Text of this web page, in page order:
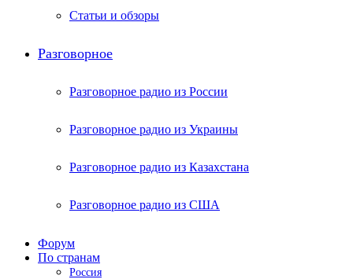
Статьи и обзоры
Разговорное
Разговорное радио из России
Разговорное радио из Украины
Разговорное радио из Казахстана
Разговорное радио из США
Форум
По странам
Россия